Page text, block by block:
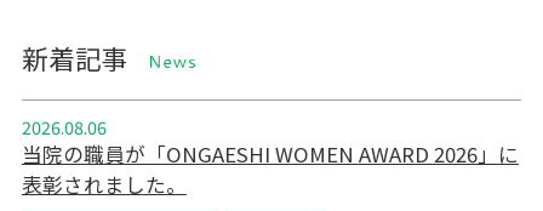
新着記事
当院の職員が「ONGAESHI WOMEN AWARD 2026」に
表彰されました。
2026.08.06